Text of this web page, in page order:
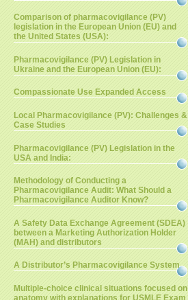
Comparison of pharmacovigilance (PV)
legislation in the European Union (EU) and
the United States (USA):
Pharmacovigilance (PV) Legislation in
Ukraine and the European Union (EU):
Compassionate Use Expanded Access
Local Pharmacovigilance (PV): Challenges &
Case Studies
Pharmacovigilance (PV) Legislation in the
USA and India:
Methodology of Conducting a
Pharmacovigilance Audit: What Should a
Pharmacovigilance Auditor Know?
A Safety Data Exchange Agreement (SDEA)
between a Marketing Authorization Holder
(MAH) and distributors
A Distributor’s Pharmacovigilance System
Multiple-choice clinical situations focused on
anatomy with explanations for USMLE Exam